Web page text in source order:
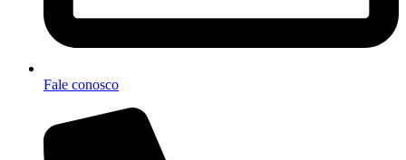
Fale conosco